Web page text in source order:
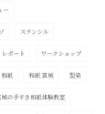
ー
ステンシル
レポート ワークショップ
和紙 和紙 宮城 型染
城の手すき和紙体験教室